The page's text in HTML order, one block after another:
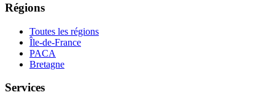
Régions
Toutes les régions
Île-de-France
PACA
Bretagne
Services